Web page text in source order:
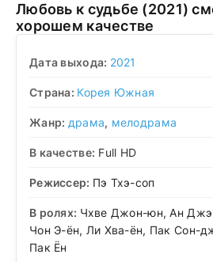
Любовь к судьбе (2021) смотреть в
хорошем качестве
Дата выхода: 2021
Страна: Корея Южная
Жанр: драма, мелодрама
В качестве: Full HD
Режиссер: Пэ Тхэ-соп
В ролях: Чхве Джон-юн, Ан
Чон Э-ён, Ли Хва-ён, Пак Сон-
Пак Ён